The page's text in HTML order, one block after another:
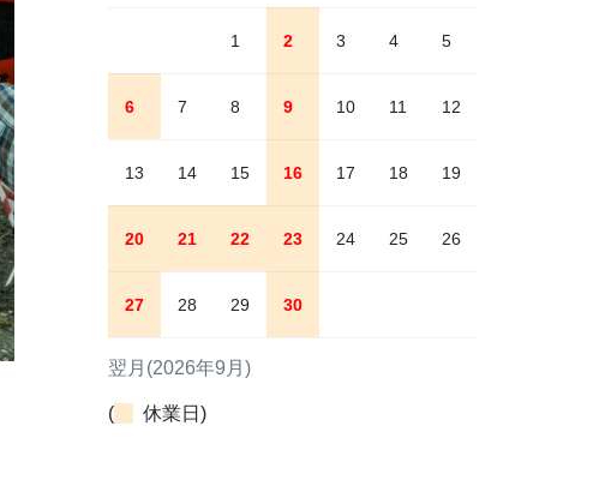
翌月(2026年9月)
1 2 3 4 5
6 7 8 9 10 11 12
13 14 15 16 17 18 19
20 21 22 23 24 25 26
27 28 29 30
( 休業日)